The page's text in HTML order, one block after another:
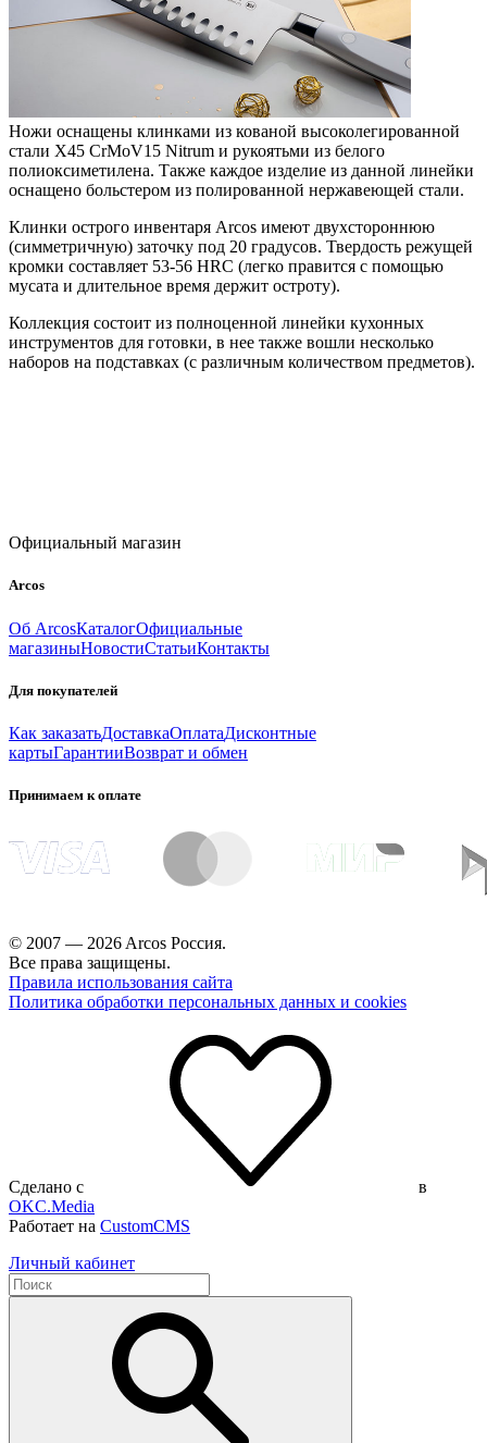
Ножи оснащены клинками из кованой высоколегированной
стали X45 CrMoV15 Nitrum и рукоятьми из белого
полиоксиметилена. Также каждое изделие из данной линейки
оснащено больстером из полированной нержавеющей стали.
Клинки острого инвентаря Arcos имеют двухстороннюю
(симметричную) заточку под 20 градусов. Твердость режущей
кромки составляет 53-56 HRC (легко правится с помощью
мусата и длительное время держит остроту).
Коллекция состоит из полноценной линейки кухонных
инструментов для готовки, в нее также вошли несколько
наборов на подставках (с различным количеством предметов).
Официальный магазин
Arcos
Об ArcosКаталогОфициальные
магазиныНовостиСтатьиКонтакты
Для покупателей
Как заказатьДоставкаОплатаДисконтные
картыГарантииВозврат и обмен
Принимаем к оплате
© 2007 — 2026 Arcos Россия.
Все права защищены.
Правила использования сайта
Политика обработки персональных данных и cookies
Сделано с
в
OKC.Media
Работает на CustomCMS
Личный кабинет